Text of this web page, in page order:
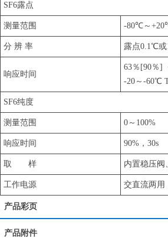
SF6露点
测量范围 -80℃～
分 辨 率 露点0.1℃或
响应时间
63％[90％]
-20～-60℃
SF6纯度
测量范围 0～100%
响应时间 90%，30s
取 样 内置稳压阀
工作电源 交直流两用
产品彩页
产品附件